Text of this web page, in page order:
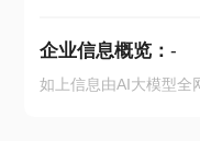
企业信息概览： -
如上信息由AI大模型全